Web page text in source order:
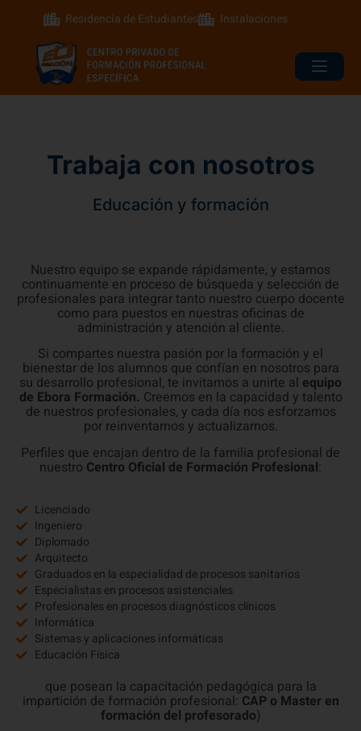
Residencia de Estudiantes Instalaciones
Trabaja con nosotros
Educación y formación
Nuestro equipo se expande rápidamente, y estamos
continuamente en proceso de búsqueda y selección de
profesionales para integrar tanto nuestro cuerpo docente
como para puestos en nuestras oficinas de
administración y atención al cliente.
Si compartes nuestra pasión por la formación y el
bienestar de los alumnos que confían en nosotros para
su desarrollo profesional, te invitamos a unirte al equipo
de Ebora Formación. Creemos en la capacidad y talento
de nuestros profesionales, y cada día nos esforzamos
por reinventarnos y actualizarnos.
Perfiles que encajan dentro de la familia profesional de
nuestro Centro Oficial de Formación Profesional:
Licenciado
Ingeniero
Diplomado
Arquitecto
Graduados en la especialidad de procesos sanitarios
Especialistas en procesos asistenciales
Profesionales en procesos diagnósticos clínicos
Informática
Sistemas y aplicaciones informáticas
Educación Física
que posean la capacitación pedagógica para la
impartición de formación profesional: CAP o Master en
formación del profesorado)